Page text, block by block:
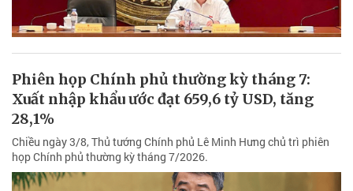
Phiên họp Chính phủ thường kỳ tháng 7:
Xuất nhập khẩu ước đạt 659,6 tỷ USD, tăng
28,1%
Chiều ngày 3/8, Thủ tướng Chính phủ Lê Minh Hưng chủ trì phiên
họp Chính phủ thường kỳ tháng 7/2026.